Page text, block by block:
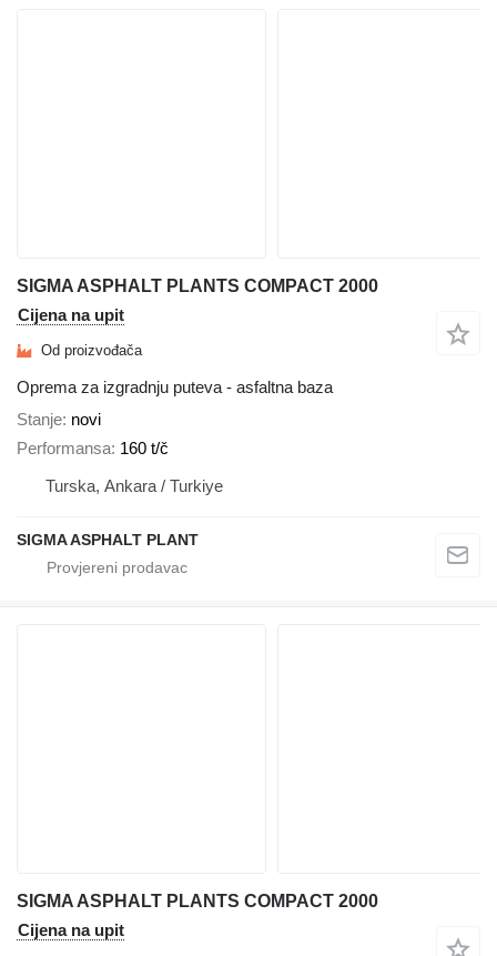
SIGMA ASPHALT PLANTS COMPACT 2000
Cijena na upit
Od proizvođača
Oprema za izgradnju puteva - asfaltna baza
Stanje novi
Performansa 160 t/č
Turska, Ankara / Turkiye
SIGMA ASPHALT PLANT
SIGMA ASPHALT PLANTS COMPACT 2000
Cijena na upit